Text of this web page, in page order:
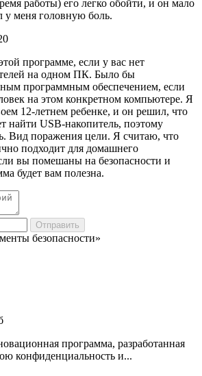
работы) его легко обойти, и он мало
у меня головную боль.
программе, если у вас нет
на одном ПК. Было бы
программным обеспечением, если
на этом конкретном компьютере. Я
12-летнем ребенке, и он решил, что
найти USB-накопитель, поэтому
Вид поражения цели. Я считаю, что
подходит для домашнего
вы помешаны на безопасности и
будет вам полезна.
безопасности»
программа, разработанная
конфиденциальность и...